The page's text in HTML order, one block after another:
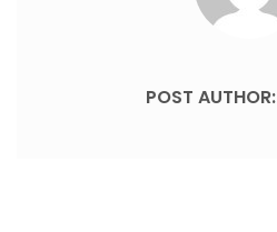
POST AUTHOR: